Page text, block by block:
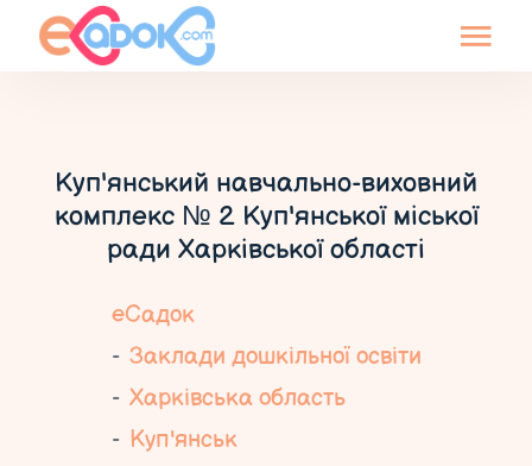
Куп'янський навчально-виховний
комплекс № 2 Куп'янської міської
ради Харківської області
еСадок
Заклади дошкільної освіти
Харківська область
Куп'янськ